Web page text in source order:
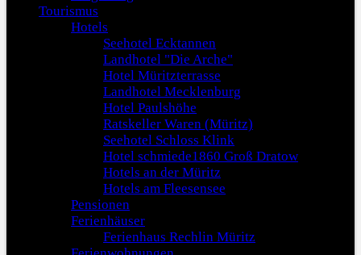
Tourismus
Hotels
Seehotel Ecktannen
Landhotel "Die Arche"
Hotel Müritzterrasse
Landhotel Mecklenburg
Hotel Paulshöhe
Ratskeller Waren (Müritz)
Seehotel Schloss Klink
Hotel schmiede1860 Groß Dratow
Hotels an der Müritz
Hotels am Fleesensee
Pensionen
Ferienhäuser
Ferienhaus Rechlin Müritz